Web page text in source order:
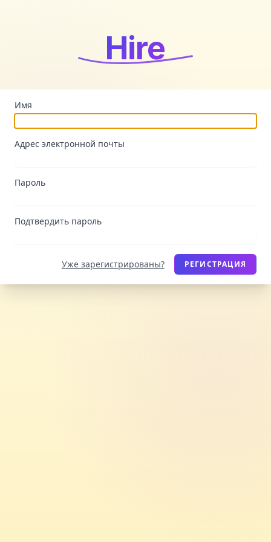
Hire
Имя
Адрес электронной почты
Пароль
Подтвердить пароль
Уже зарегистрированы? РЕГИСТРАЦИЯ